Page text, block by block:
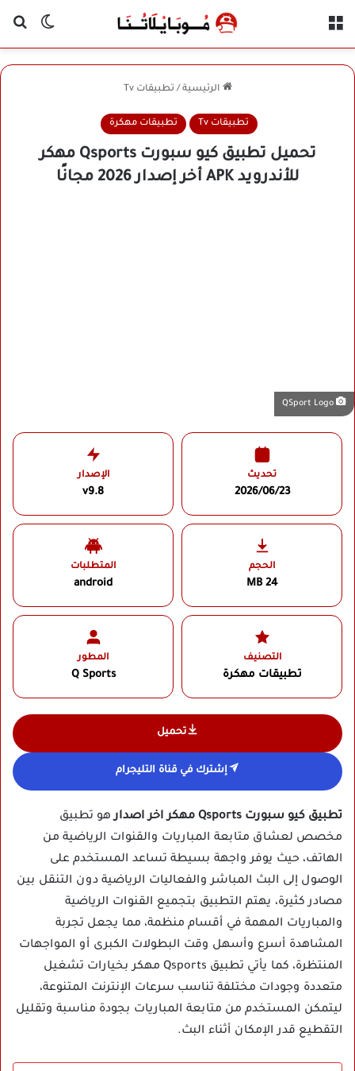
الوضع
الرئيسية / تطبيقات Tv
تطبيقات Tv تطبيقات مهكرة
تحميل تطبيق كيو سبورت Qsports مهكر
للأندرويد APK أخر إصدار 2026 مجانًا
تحديث
2026/06/23
الإصدار
v9.8
الحجم
24 MB
المتطلبات
android
التصنيف
تطبيقات مهكرة
المطور
Q Sports
تحميل
إشترك في قناة التليجرام
تطبيق كيو سبورت Qsports مهكر اخر اصدار
هو تطبيق
مخصص لعشاق متابعة المباريات والقنوات الرياضية من
الهاتف، حيث يوفر واجهة بسيطة تساعد المستخدم على
الوصول إلى البث المباشر والفعاليات الرياضية دون التنقل بين
مصادر كثيرة، يهتم التطبيق بتجميع القنوات الرياضية
والمباريات المهمة في أقسام منظمة، مما يجعل تجربة
المشاهدة أسرع وأسهل وقت البطولات الكبرى أو المواجهات
المنتظرة، كما يأتي تطبيق Qsports مهكر بخيارات تشغيل
متعددة وجودات مختلفة تناسب سرعات الإنترنت المتنوعة،
ليتمكن المستخدم من متابعة المباريات بجودة مناسبة وتقليل
التقطيع قدر الإمكان أثناء البث.